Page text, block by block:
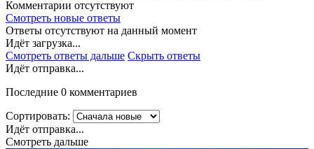
Комментарии отсутствуют
Смотреть новые ответы
Ответы отсутствуют на данный момент
Идёт загрузка...
Смотреть ответы дальше Скрыть ответы
Идёт отправка...
Последние 0 комментариев
Сортировать:
Идёт отправка...
Смотреть дальше